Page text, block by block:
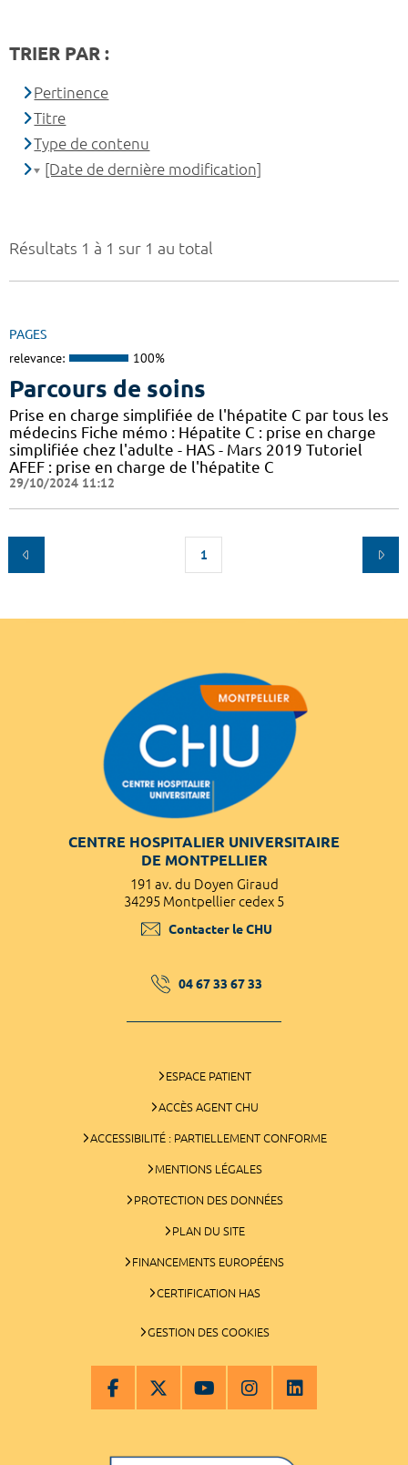
Résultats 1 à 1 sur 1 au total
PAGES
relevance: 100%
Parcours de soins
Prise en charge simplifiée de l'hépatite C par tous les
médecins Fiche mémo : Hépatite C : prise en charge
simplifiée chez l'adulte - HAS - Mars 2019 Tutoriel
AFEF : prise en charge de l'hépatite C
29/10/2024 11:12
1
TRIER PAR :
Pertinence
Titre
Type de contenu
[Date de dernière modification]
CENTRE HOSPITALIER UNIVERSITAIRE
DE MONTPELLIER
191 av. du Doyen Giraud
34295 Montpellier cedex 5
Contacter le CHU
04 67 33 67 33
ESPACE PATIENT
ACCÈS AGENT CHU
ACCESSIBILITÉ : PARTIELLEMENT CONFORME
MENTIONS LÉGALES
PROTECTION DES DONNÉES
PLAN DU SITE
FINANCEMENTS EUROPÉENS
CERTIFICATION HAS
GESTION DES COOKIES